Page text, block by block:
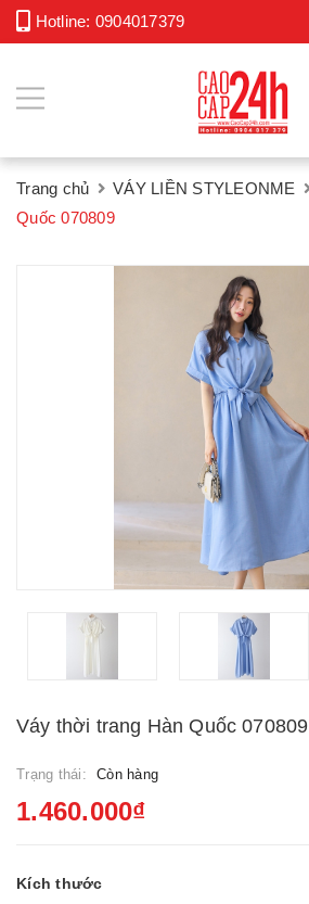
Hotline: 0904017379
Trang chủ VÁY LIỀN STYLEONME
Quốc 070809
Váy thời trang Hàn Quốc 070809
Trạng thái: Còn hàng
1.460.000₫
Kích thước